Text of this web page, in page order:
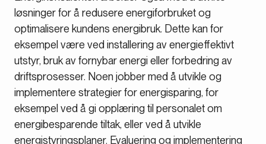
løsninger for å redusere energiforbruket og
optimalisere kundens energibruk. Dette kan for
eksempel være ved installering av energieffektivt
utstyr, bruk av fornybar energi eller forbedring av
driftsprosesser. Noen jobber med å utvikle og
implementere strategier for energisparing, for
eksempel ved å gi opplæring til personalet om
energibesparende tiltak, eller ved å utvikle
energistyringsplaner. Evaluering og implementering